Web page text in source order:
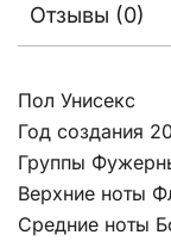
Отзывы (0)
Пол Унисекс
Год создания
Группы
Верхние ноты
Средние ноты